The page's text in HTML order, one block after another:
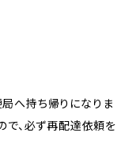
へ持ち帰りになりま
で、必ず再配達依頼を